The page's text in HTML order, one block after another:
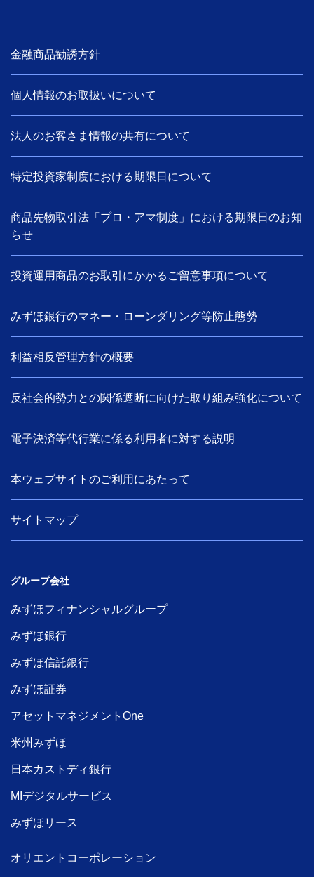
金融商品勧誘方針
個人情報のお取扱いについて
法人のお客さま情報の共有について
特定投資家制度における期限日について
商品先物取引法「プロ・アマ制度」における期限日のお知
らせ
投資運用商品のお取引にかかるご留意事項について
みずほ銀行のマネー・ローンダリング等防止態勢
利益相反管理方針の概要
反社会的勢力との関係遮断に向けた取り組み強化について
電子決済等代行業に係る利用者に対する説明
本ウェブサイトのご利用にあたって
サイトマップ
グループ会社
みずほフィナンシャルグループ
みずほ銀行
みずほ信託銀行
みずほ証券
アセットマネジメントOne
米州みずほ
日本カストディ銀行
MIデジタルサービス
みずほリース
オリエントコーポレーション